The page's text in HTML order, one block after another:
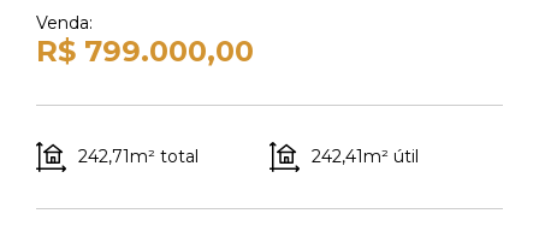
41 99148-4621
Venda:
R$ 799.000,00
242,71m² total 242,41m² útil